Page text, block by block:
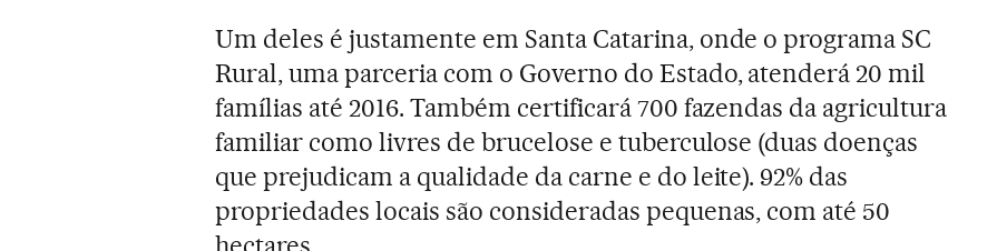
Um deles é justamente em Santa Catarina, onde o programa SC
Rural, uma parceria com o Governo do Estado, atenderá 20 mil
famílias até 2016. Também certificará 700 fazendas da agricultura
familiar como livres de brucelose e tuberculose (duas doenças
que prejudicam a qualidade da carne e do leite). 92% das
propriedades locais são consideradas pequenas, com até 50